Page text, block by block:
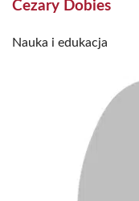
Cezary Dobies
Nauka i edukacja